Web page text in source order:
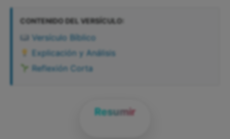
CONTENIDO DEL VERSÍCULO:
Versículo Bíblico
Explicación y Análisis
Reflexión Corta
Resumir